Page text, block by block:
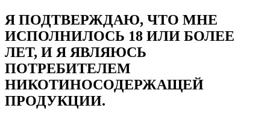
Я ПОДТВЕРЖДАЮ, ЧТО МНЕ
ИСПОЛНИЛОСЬ 18 ИЛИ БОЛЕЕ
ЛЕТ, И Я ЯВЛЯЮСЬ
ПОТРЕБИТЕЛЕМ
НИКОТИНОСОДЕРЖАЩЕЙ
ПРОДУКЦИИ.